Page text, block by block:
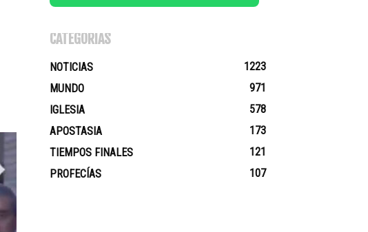
CATEGORÍAS
NOTICIAS
1223
MUNDO
971
IGLESIA
578
APOSTASIA
173
TIEMPOS FINALES
121
PROFECÍAS
107